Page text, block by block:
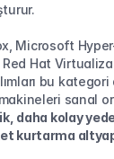
Microsoft
Hat
bu kategori
daha kolay
kurtarma